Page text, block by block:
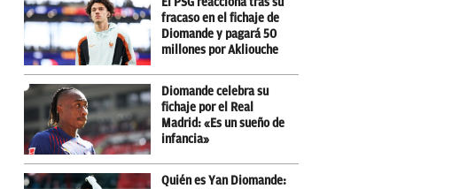
fracaso en el fichaje de
Diomande y pagará 50
millones por Akliouche
Diomande celebra su
fichaje por el Real
Madrid: «Es un sueño de
infancia»
Quién es Yan Diomande: